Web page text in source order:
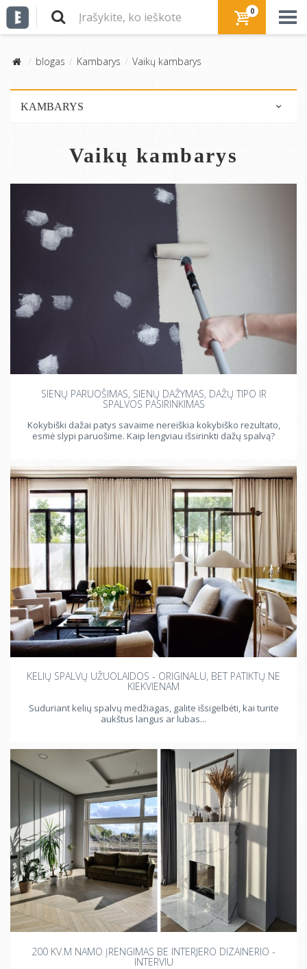
0
blogas Kambarys Vaikų kambarys
KAMBARYS
Vonios kambarys
Svetainė
Vaikų kambarys
Valgomasis
Antresolė
Terasa
Vaikų kambarys
SIENŲ PARUOŠIMAS, SIENŲ DAŽYMAS, DAŽŲ TIPO IR
SPALVOS PASIRINKIMAS
Kokybiški dažai patys savaime nereiškia kokybiško rezultato,
esmė slypi paruošime. Kaip lengviau išsirinkti dažų spalvą?
KELIŲ SPALVŲ UŽUOLAIDOS - ORIGINALU, BET PATIKTŲ NE
KIEKVIENAM
Suduriant kelių spalvų medžiagas, galite išsigelbėti, kai turite
aukštus langus ar lubas...
200 KV.M NAMO ĮRENGIMAS BE INTERJERO DIZAINERIO -
INTERVIU